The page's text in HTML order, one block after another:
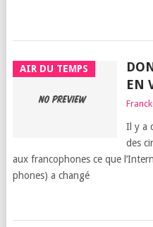
AIR DU TEMPS
EN
Franck
Il y a
des
aux fran­co­phones ce que
phones) a chan­gé